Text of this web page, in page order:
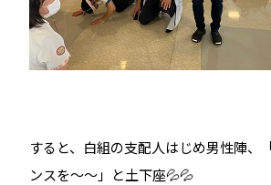
すると、白組の支配人はじめ男性陣、
ンスを～～」と土下座💦💦